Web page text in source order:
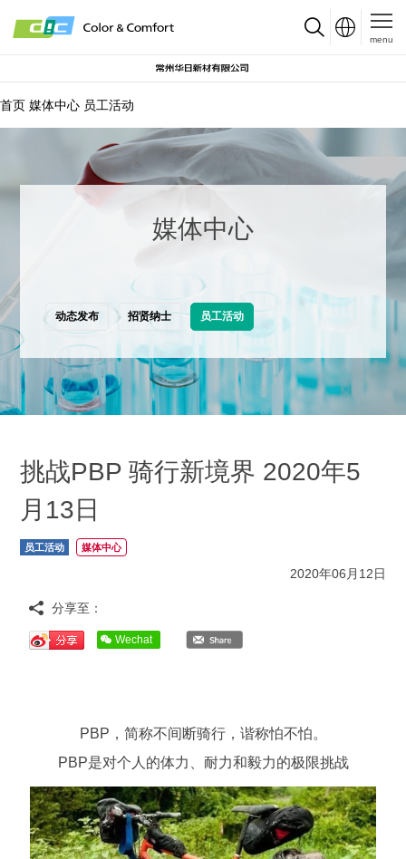
menu
首页 媒体中心 员工活动
媒体中心
动态发布 招贤纳士 员工活动
挑战PBP 骑行新境界 2020年5
月13日
员工活动 媒体中心
2020年06月12日
分享至：
Wechat
PBP，简称不间断骑行，谐称怕不怕。
PBP是对个人的体力、耐力和毅力的极限挑战